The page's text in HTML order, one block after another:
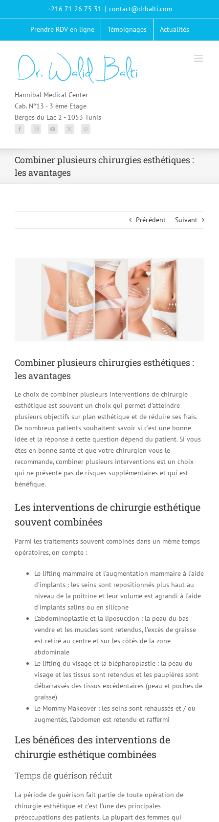
+216 71 26 75 31 | contact@drbalti.com
Prendre RDV en ligne Témoignages Actualités
Hannibal Medical Center
Cab. N°13 - 3 ème Etage
Berges du Lac 2 - 1053 Tunis
Combiner plusieurs chirurgies esthétiques :
les avantages
Précédent Suivant
Combiner plusieurs chirurgies esthétiques :
les avantages
Le choix de combiner plusieurs interventions de chirurgie
esthétique est souvent un choix qui permet d’atteindre
plusieurs objectifs sur plan esthétique et de réduire ses frais.
De nombreux patients souhaitent savoir si c’est une bonne
idée et la réponse à cette question dépend du patient. Si vous
êtes en bonne santé et que votre chirurgien vous le
recommande, combiner plusieurs interventions est un choix
qui ne présente pas de risques supplémentaires et qui est
bénéfique.
Les interventions de chirurgie esthétique
souvent combinées
Parmi les traitements souvent combinés dans un même temps
opératoires, on compte :
Le lifting mammaire et l’augmentation mammaire à l’aide
d’implants : les seins sont repositionnés plus haut au
niveau de la poitrine et leur volume est agrandi à l’aide
d’implants salins ou en silicone
L’abdominoplastie et la liposuccion : la peau du bas
vendre et les muscles sont retendus, l’excès de graisse
est retiré au centre et sur les côtés de la zone
abdominale
Le lifting du visage et la blépharoplastie : la peau du
visage et les tissus sont retendus et les paupières sont
débarrassés des tissus excédentaires (peau et poches de
graisse)
Le Mommy Makeover : les seins sont rehaussés et / ou
augmentés, l’abdomen est retendu et raffermi
Les bénéfices des interventions de
chirurgie esthétique combinées
Temps de guérison réduit
La période de guérison fait partie de toute opération de
chirurgie esthétique et c’est l’une des principales
préoccupations des patients. La plupart des femmes qui